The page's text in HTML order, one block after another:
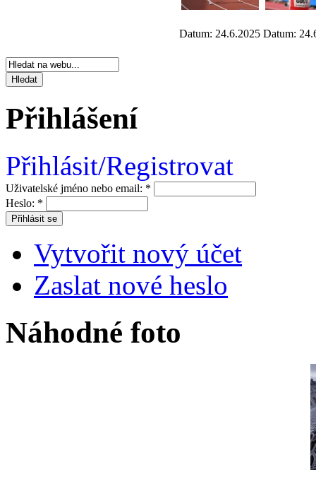
Datum: 24.6.2025 Datum:
Přihlášení
Přihlásit/Registrovat
Uživatelské jméno nebo email: *
Heslo: *
Vytvořit nový účet
Zaslat nové heslo
Náhodné foto